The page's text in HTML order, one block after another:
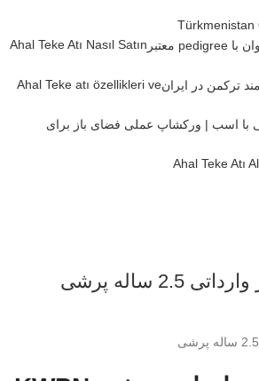
Türkmenistan
Ahal Teke Atı Nasıl Satın
Ahal Teke atı özellikleri ve
Ahal Teke Atı